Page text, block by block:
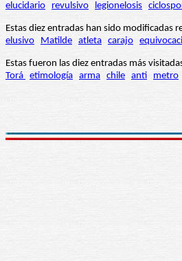
elucidario
revulsivo legionelosis
Estas diez entradas han sido modificadas
elusivo
Matilde atleta carajo
Estas fueron las diez entradas más
Torá etimología arma chile anti metro